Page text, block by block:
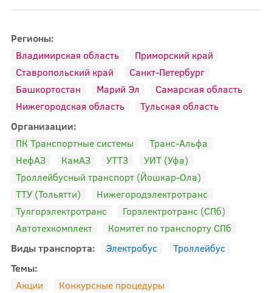
Регионы:
Владимирская область
Приморский край
Ставропольский край
Санкт-Петербург
Башкортостан
Марий Эл
Самарская область
Нижегородская область
Тульская область
Организации:
ПК Транспортные системы
Транс-Альфа
НефАЗ
КамАЗ УТТЗ
УИТ (Уфа)
Троллейбусный транспорт (Йошкар-Ола)
ТТУ (Тольятти)
Нижегородэлектротранс
Тулгорэлектротранс
Горэлектротранс (СПб)
Автотехкомплект
Комитет по транспорту СПб
Виды транспорта:
Электробус
Троллейбус
Темы:
Акции
Конкурсные процедуры